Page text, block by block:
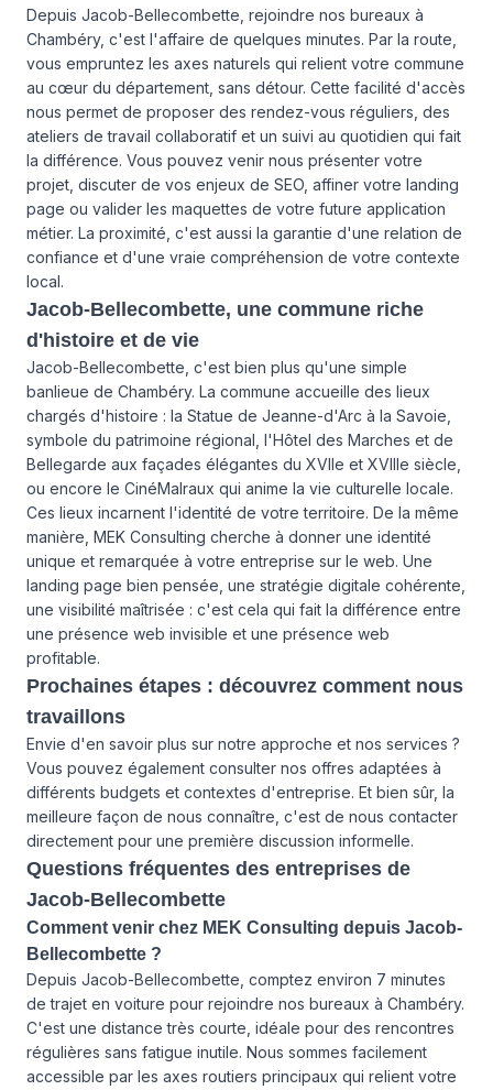
Depuis Jacob-Bellecombette, rejoindre nos bureaux à
Chambéry, c'est l'affaire de quelques minutes. Par la route,
vous empruntez les axes naturels qui relient votre commune
au cœur du département, sans détour. Cette facilité d'accès
nous permet de proposer des rendez-vous réguliers, des
ateliers de travail collaboratif et un suivi au quotidien qui fait
la différence. Vous pouvez venir nous présenter votre
projet, discuter de vos enjeux de SEO, affiner votre landing
page ou valider les maquettes de votre future application
métier. La proximité, c'est aussi la garantie d'une relation de
confiance et d'une vraie compréhension de votre contexte
local.
Jacob-Bellecombette, une commune riche
d'histoire et de vie
Jacob-Bellecombette, c'est bien plus qu'une simple
banlieue de Chambéry. La commune accueille des lieux
chargés d'histoire : la Statue de Jeanne-d'Arc à la Savoie,
symbole du patrimoine régional, l'Hôtel des Marches et de
Bellegarde aux façades élégantes du XVIIe et XVIIIe siècle,
ou encore le CinéMalraux qui anime la vie culturelle locale.
Ces lieux incarnent l'identité de votre territoire. De la même
manière, MEK Consulting cherche à donner une identité
unique et remarquée à votre entreprise sur le web. Une
landing page bien pensée, une stratégie digitale cohérente,
une visibilité maîtrisée : c'est cela qui fait la différence entre
une présence web invisible et une présence web
profitable.
Prochaines étapes : découvrez comment nous
travaillons
Envie d'en savoir plus sur notre approche et nos services ?
Vous pouvez également consulter nos offres adaptées à
différents budgets et contextes d'entreprise. Et bien sûr, la
meilleure façon de nous connaître, c'est de nous contacter
directement pour une première discussion informelle.
Questions fréquentes des entreprises de
Jacob-Bellecombette
Comment venir chez MEK Consulting depuis Jacob-
Bellecombette ?
Depuis Jacob-Bellecombette, comptez environ 7 minutes
de trajet en voiture pour rejoindre nos bureaux à Chambéry.
C'est une distance très courte, idéale pour des rencontres
régulières sans fatigue inutile. Nous sommes facilement
accessible par les axes routiers principaux qui relient votre